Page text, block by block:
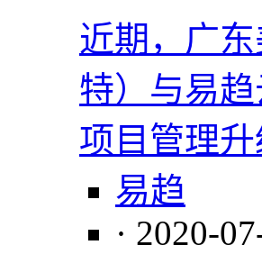
近期，广
特）与易
项目管理
易趋
· 2020-